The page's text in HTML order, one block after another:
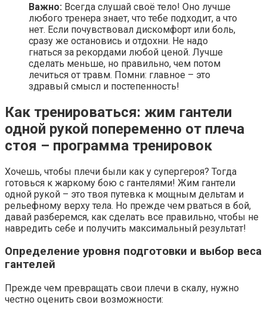
Важно: Всегда слушай своё тело! Оно лучше
любого тренера знает, что тебе подходит, а что
нет. Если почувствовал дискомфорт или боль,
сразу же остановись и отдохни. Не надо
гнаться за рекордами любой ценой. Лучше
сделать меньше, но правильно, чем потом
лечиться от травм. Помни: главное – это
здравый смысл и постепенность!
Как тренироваться: жим гантели
одной рукой попеременно от плеча
стоя – программа тренировок
Хочешь, чтобы плечи были как у супергероя? Тогда
готовься к жаркому бою с гантелями! Жим гантели
одной рукой – это твоя путевка к мощным дельтам и
рельефному верху тела. Но прежде чем рваться в бой,
давай разберемся, как сделать все правильно, чтобы не
навредить себе и получить максимальный результат!
Определение уровня подготовки и выбор веса
гантелей
Прежде чем превращать свои плечи в скалу, нужно
честно оценить свои возможности: